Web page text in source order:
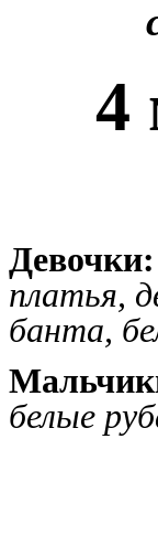
4
платья,
банта,
белые